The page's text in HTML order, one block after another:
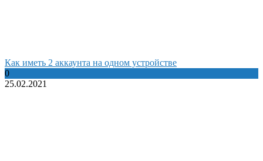
Как иметь 2 аккаунта на одном устройстве
0
25.02.2021